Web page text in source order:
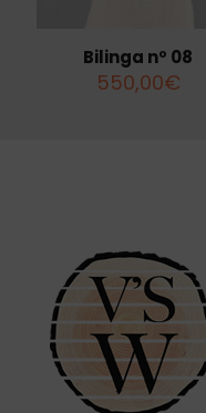
Bilinga nº 08
550,00€